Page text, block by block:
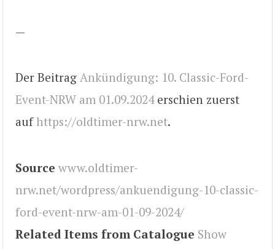
—
Der Beitrag Ankündigung: 10. Classic-Ford-
Event-NRW am 01.09.2024erschien zuerst
auf https://oldtimer-nrw.net.
Source www.oldtimer-
nrw.net/wordpress/ankuendigung-10-classic-
ford-event-nrw-am-01-09-2024/
Related Items from Catalogue Show